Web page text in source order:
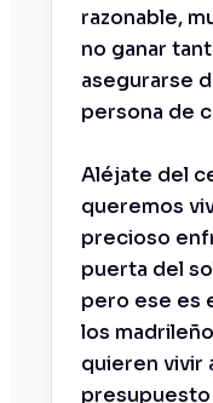
razonable,
no ganar
asegurarse
persona de
Aléjate del
queremos
precioso
puerta del
pero ese es
los
quieren vivir
presupuesto